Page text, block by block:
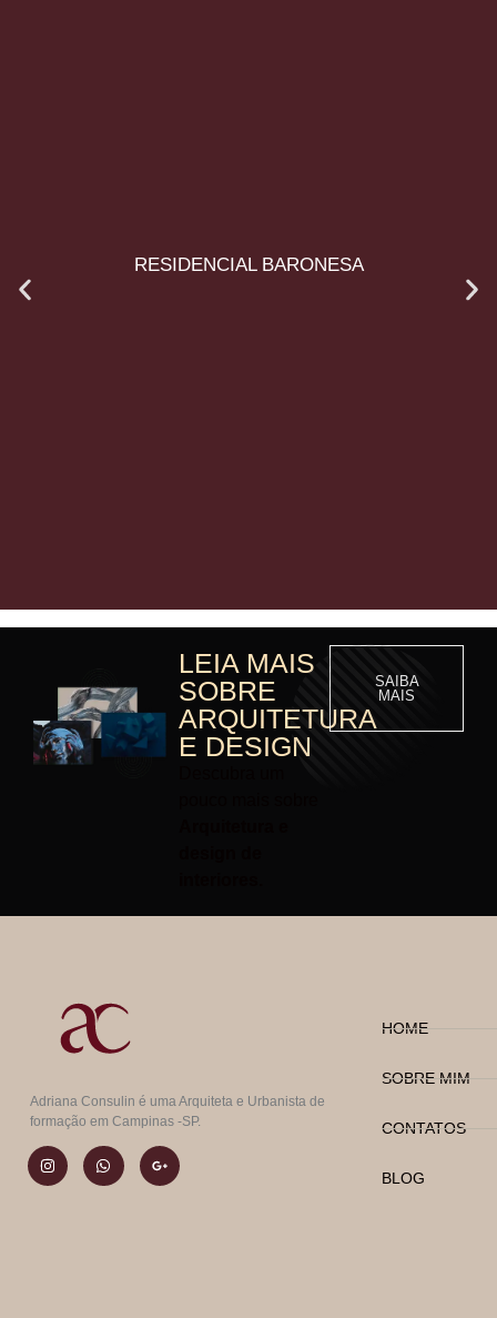
RESIDENCIAL BARONESA
LEIA MAIS
SOBRE
ARQUITETURA
E DESIGN
SAIBA
MAIS
Adriana Consulin é uma Arquiteta e Urbanista de
formação em Campinas -SP.
HOME
SOBRE MIM
CONTATOS
BLOG